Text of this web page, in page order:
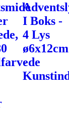
I Boks -
4 Lys
ø6x12cm
-